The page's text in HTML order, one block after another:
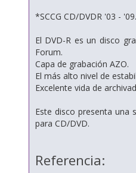
*SCCG CD/DVDR '03 - '09.
El DVD-R es un disco
Forum.
Capa de grabación AZO.
El más alto nivel de
Excelente vida de
Este disco presenta una
para CD/DVD.
Referencia: